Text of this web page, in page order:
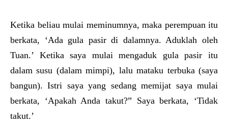
Ketika beliau mulai meminumnya, maka perempuan itu
berkata, ‘Ada gula pasir di dalamnya. Aduklah oleh
Tuan.’ Ketika saya mulai mengaduk gula pasir itu
dalam susu (dalam mimpi), lalu mataku terbuka (saya
bangun). Istri saya yang sedang memijat saya mulai
berkata, ‘Apakah Anda takut?” Saya berkata, ‘Tidak
takut.’